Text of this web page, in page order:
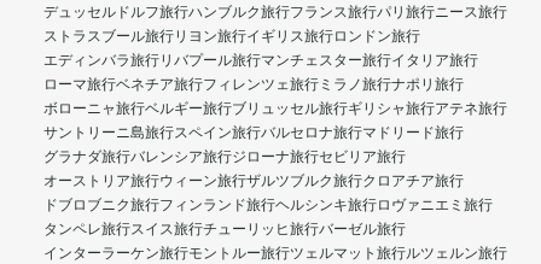
デュッセルドルフ旅行ハンブルク旅行フランス旅行パリ旅行ニース旅行
ストラスブール旅行リヨン旅行イギリス旅行ロンドン旅行
エディンバラ旅行リバプール旅行マンチェスター旅行イタリア旅行
ローマ旅行ベネチア旅行フィレンツェ旅行 ミラノ旅行ナポリ旅行
ボローニャ旅行ベルギー旅行ブリュッセル旅行ギリシャ旅行アテネ旅行
サントリーニ島旅行スペイン旅行バルセロナ旅行マドリード旅行
グラナダ旅行バレンシア旅行ジローナ旅行セビリア旅行
オーストリア旅行ウィーン旅行ザルツブルク旅行クロアチア旅行
ドブロブニク旅行フィンランド旅行ヘルシンキ旅行ロヴァニエミ旅行
タンペレ旅行スイス旅行チューリッヒ旅行バーゼル旅行
インターラーケン旅行モントルー旅行ツェルマット旅行ルツェルン旅行